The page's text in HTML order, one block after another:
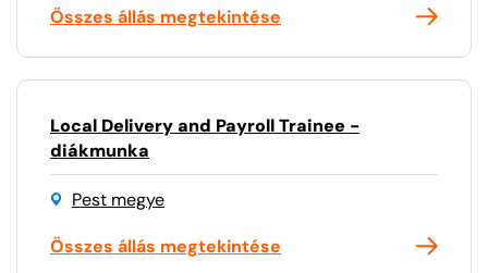
Összes állás megtekintése
Local Delivery and Payroll Trainee -
diákmunka
Pest megye
Összes állás megtekintése